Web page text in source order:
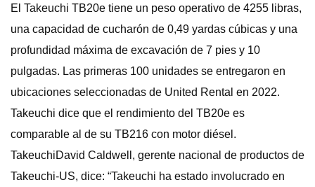
El Takeuchi TB20e tiene un peso operativo de 4255 libras,
una capacidad de cucharón de 0,49 yardas cúbicas y una
profundidad máxima de excavación de 7 pies y 10
pulgadas. Las primeras 100 unidades se entregaron en
ubicaciones seleccionadas de United Rental en 2022.
Takeuchi dice que el rendimiento del TB20e es
comparable al de su TB216 con motor diésel.
TakeuchiDavid Caldwell, gerente nacional de productos de
Takeuchi-US, dice: “Takeuchi ha estado involucrado en